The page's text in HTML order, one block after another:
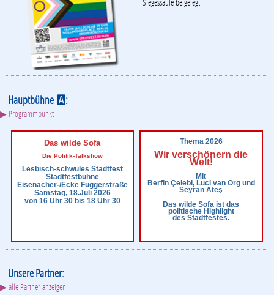
Siegessäule beigelegt.
HauptbühneA:
▶ Programmpunkt
Das wilde Sofa
Die Politik-Talkshow
Lesbisch-schwules Stadtfest
Stadtfestbühne
Eisenacher-/Ecke Fuggerstraße
Samstag, 18.Juli 2026
von 16 Uhr 30 bis 18 Uhr 30
Thema 2026
Wir verschönern die
Welt!
Mit
Berfin Çelebi, Luci van Org und
Seyran Ateş
Das wilde Sofa ist das
politische Highlight
des Stadtfestes.
Unsere Partner:
▶ alle Partner anzeigen